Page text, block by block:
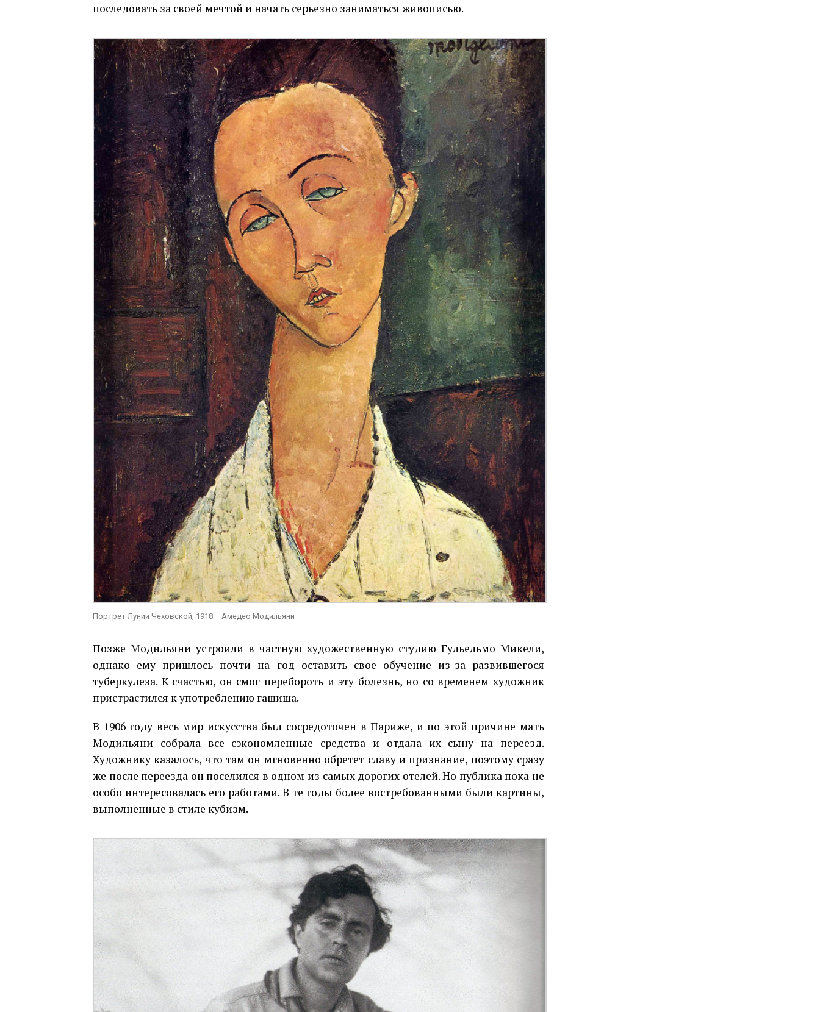
последовать за своей мечтой и начать серьезно заниматься живописью.
Портрет Лунии Чеховской, 1918 – Амедео Модильяни
Позже Модильяни устроили в частную художественную студию Гульельмо Микели,
однако ему пришлось почти на год оставить свое обучение из-за развившегося
туберкулеза. К счастью, он смог перебороть и эту болезнь, но со временем художник
пристрастился к употреблению гашиша.
В 1906 году весь мир искусства был сосредоточен в Париже, и по этой причине мать
Модильяни собрала все сэкономленные средства и отдала их сыну на переезд.
Художнику казалось, что там он мгновенно обретет славу и признание, поэтому сразу
же после переезда он поселился в одном из самых дорогих отелей. Но публика пока не
особо интересовалась его работами. В те годы более востребованными были картины,
выполненные в стиле кубизм.